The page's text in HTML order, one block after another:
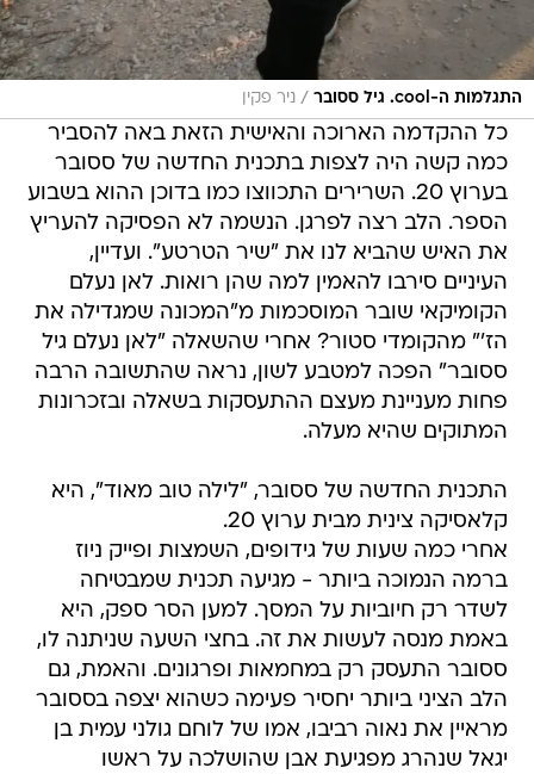
התגלמות ה-cool. גיל ססובר / ניר פקין
כל ההקדמה הארוכה והאישית הזאת באה להסביר
כמה קשה היה לצפות בתכנית החדשה של ססובר
בערוץ 20. השרירים התכווצו כמו בדוכן ההוא בשבוע
הספר. הלב רצה לפרגן. הנשמה לא הפסיקה להעריץ
את האיש שהביא לנו את "שיר הטרטע". ועדיין,
העיניים סירבו להאמין למה שהן רואות. לאן נעלם
הקומיקאי שובר המוסכמות מ"המכונה שמגדילה את
הז'" מהקומדי סטור? אחרי שהשאלה "לאן נעלם גיל
ססובר" הפכה למטבע לשון, נראה שהתשובה הרבה
פחות מעניינת מעצם ההתעסקות בשאלה ובזכרונות
המתוקים שהיא מעלה.
התכנית החדשה של ססובר, "לילה טוב מאוד", היא
קלאסיקה צינית מבית ערוץ 20.
אחרי כמה שעות של גידופים, השמצות ופייק ניוז
ברמה הנמוכה ביותר - מגיעה תכנית שמבטיחה
לשדר רק חיוביות על המסך. למען הסר ספק, היא
באמת מנסה לעשות את זה. בחצי השעה שניתנה לו,
ססובר התעסק רק במחמאות ופרגונים. והאמת, גם
הלב הציני ביותר יחסיר פעימה כשהוא יצפה בססובר
מראיין את נאוה רביבו, אמו של לוחם גולני עמית בן
יגאל שנהרג מפגיעת אבן שהושלכה על ראשו